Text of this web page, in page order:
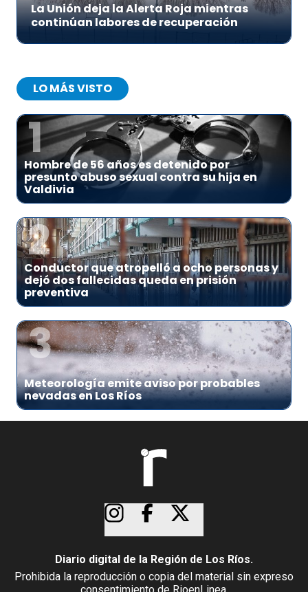
La Unión deja la Alerta Roja mientras
continúan labores de recuperación
LO MÁS VISTO
1
Hombre de 56 años es detenido por
presunto abuso sexual contra su hija en
Valdivia
2
Conductor que atropelló a ocho personas y
dejó dos fallecidas queda en prisión
preventiva
3
Meteorología emite aviso por probables
nevadas en Los Ríos
Diario digital de la Región de Los Ríos.
Prohibida la reproducción o copia del material sin expreso